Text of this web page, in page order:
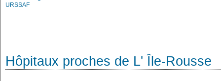
URSSAF
Hôpitaux proches de L' Île-Rousse